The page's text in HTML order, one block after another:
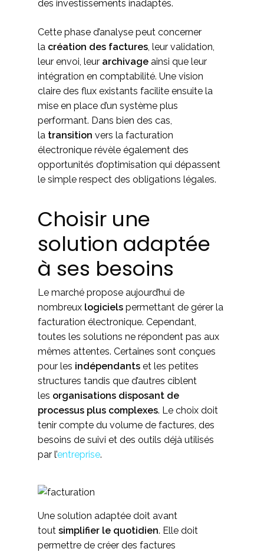
des investissements inadaptés.
Cette phase d’analyse peut concerner
la création des factures, leur validation,
leur envoi, leur archivage ainsi que leur
intégration en comptabilité. Une vision
claire des flux existants facilite ensuite la
mise en place d’un système plus
performant. Dans bien des cas,
la transition vers la facturation
électronique révèle également des
opportunités d’optimisation qui dépassent
le simple respect des obligations légales.
Choisir une
solution adaptée
à ses besoins
Le marché propose aujourd’hui de
nombreux logiciels permettant de gérer la
facturation électronique. Cependant,
toutes les solutions ne répondent pas aux
mêmes attentes. Certaines sont conçues
pour les indépendants et les petites
structures tandis que d’autres ciblent
les organisations disposant de
processus plus complexes. Le choix doit
tenir compte du volume de factures, des
besoins de suivi et des outils déjà utilisés
par l’entreprise.
Une solution adaptée doit avant
tout simplifier le quotidien. Elle doit
permettre de créer des factures